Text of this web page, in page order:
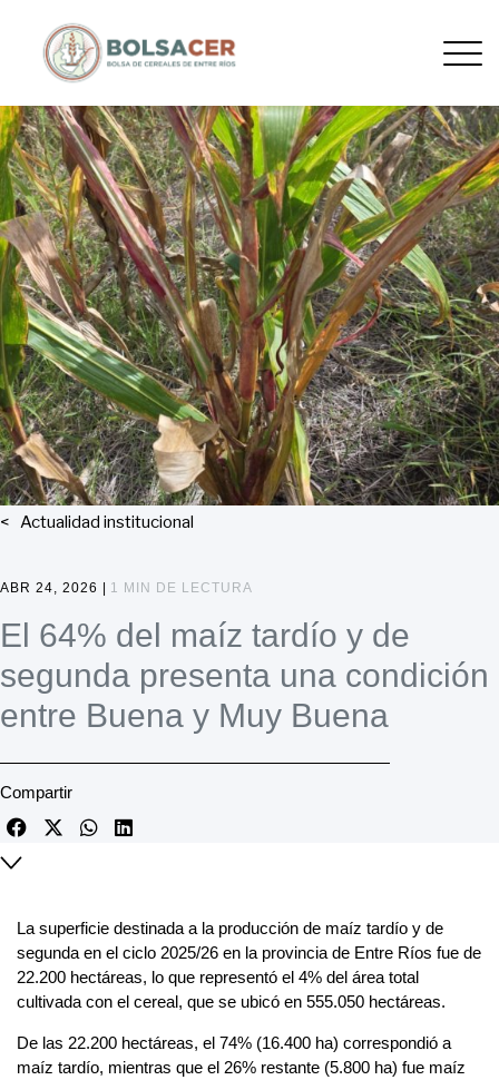
Actualidad institucional
ABR 24, 2026 | 1 MIN DE LECTURA
El 64% del maíz tardío y de
segunda presenta una condición
entre Buena y Muy Buena
Compartir
La superficie destinada a la producción de maíz tardío y de
segunda en el ciclo 2025/26 en la provincia de Entre Ríos fue de
22.200 hectáreas, lo que representó el 4% del área total
cultivada con el cereal, que se ubicó en 555.050 hectáreas.
De las 22.200 hectáreas, el 74% (16.400 ha) correspondió a
maíz tardío, mientras que el 26% restante (5.800 ha) fue maíz